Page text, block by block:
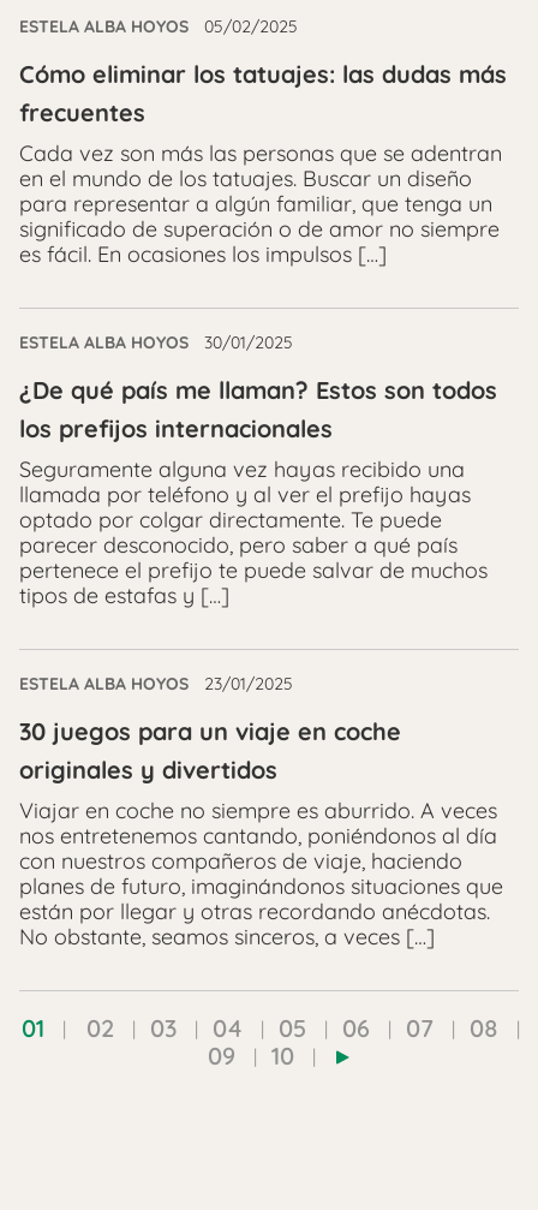
ESTELA ALBA HOYOS 05/02/2025
Cómo eliminar los tatuajes: las dudas más
frecuentes
Cada vez son más las personas que se adentran
en el mundo de los tatuajes. Buscar un diseño
para representar a algún familiar, que tenga un
significado de superación o de amor no siempre
es fácil. En ocasiones los impulsos […]
ESTELA ALBA HOYOS 30/01/2025
¿De qué país me llaman? Estos son todos
los prefijos internacionales
Seguramente alguna vez hayas recibido una
llamada por teléfono y al ver el prefijo hayas
optado por colgar directamente. Te puede
parecer desconocido, pero saber a qué país
pertenece el prefijo te puede salvar de muchos
tipos de estafas y […]
ESTELA ALBA HOYOS 23/01/2025
30 juegos para un viaje en coche
originales y divertidos
Viajar en coche no siempre es aburrido. A veces
nos entretenemos cantando, poniéndonos al día
con nuestros compañeros de viaje, haciendo
planes de futuro, imaginándonos situaciones que
están por llegar y otras recordando anécdotas.
No obstante, seamos sinceros, a veces […]
01 02 03 04 05 06 07
08
09
10